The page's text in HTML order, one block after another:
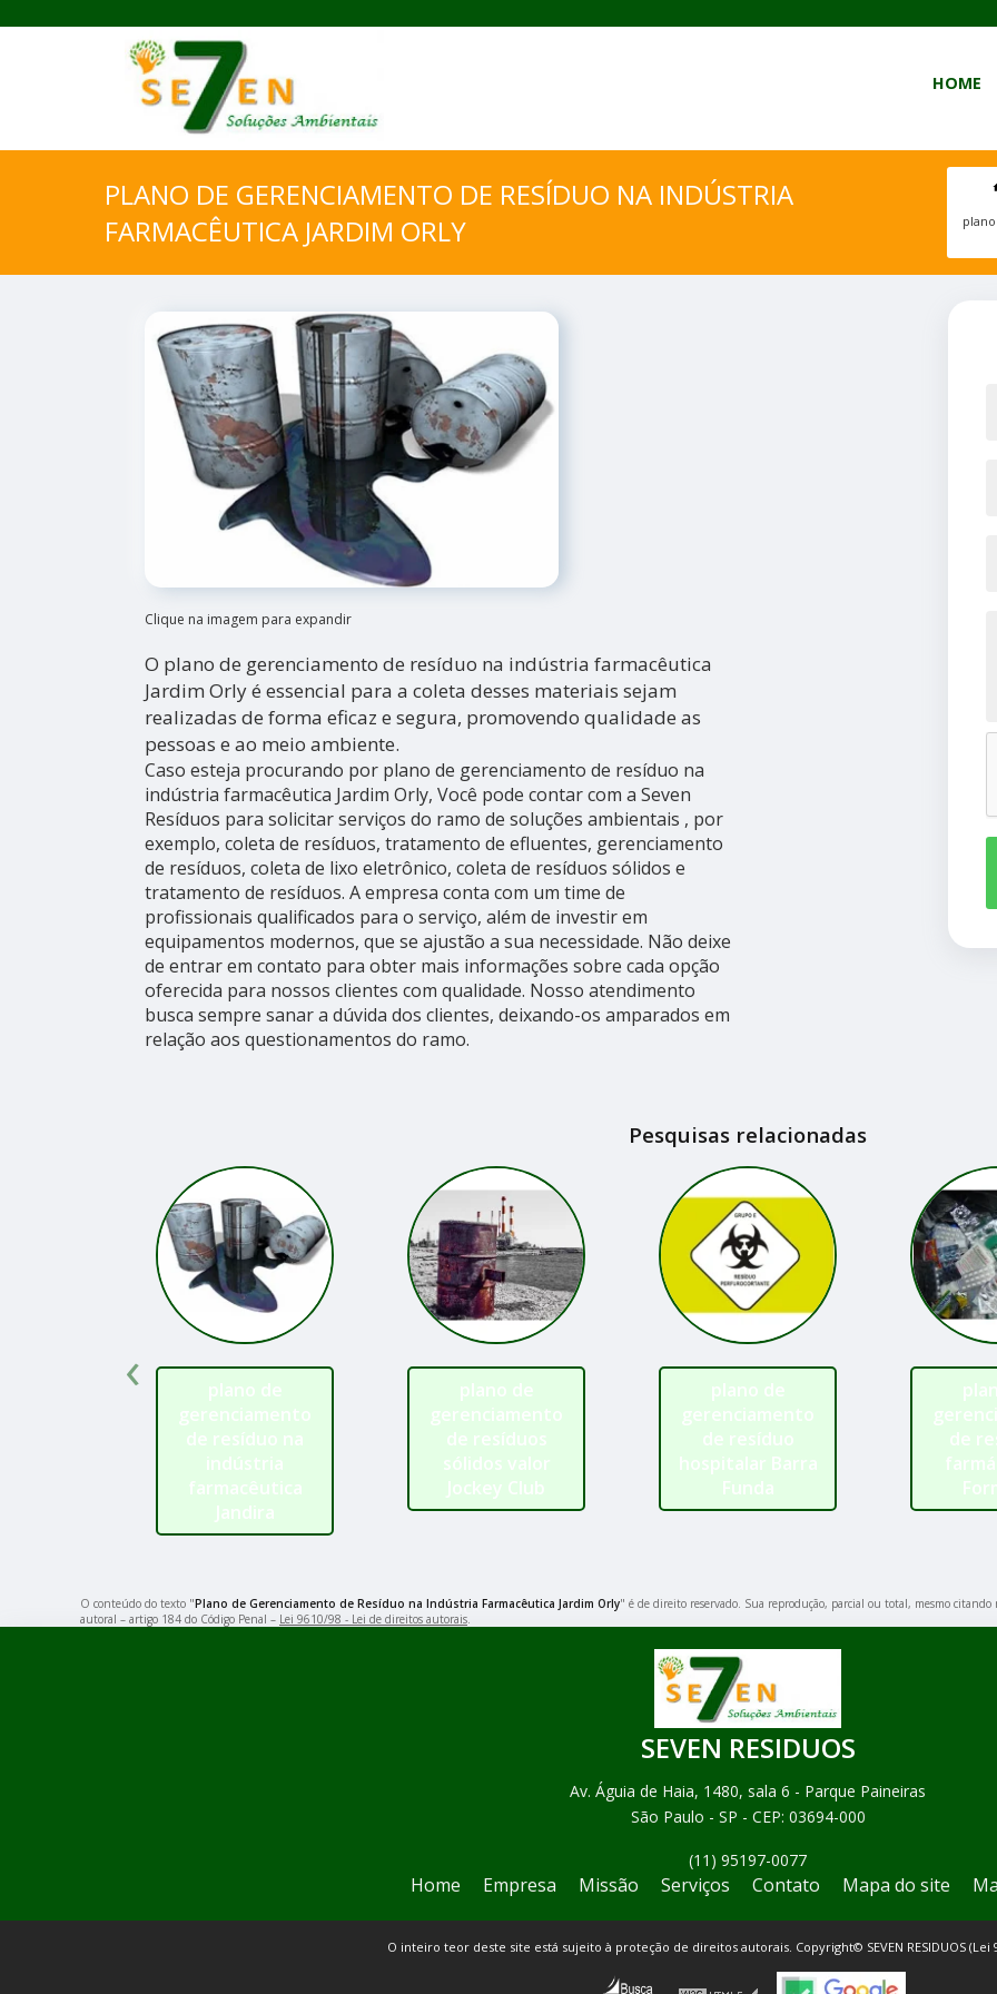
HOME
PLANO DE GERENCIAMENTO DE RESÍDUO NA INDÚSTRIA
FARMACÊUTICA JARDIM ORLY
Clique na imagem para expandir
O plano de gerenciamento de resíduo na indústria farmacêutica
Jardim Orly é essencial para a coleta desses materiais sejam
realizadas de forma eficaz e segura, promovendo qualidade as
pessoas e ao meio ambiente.
Caso esteja procurando por plano de gerenciamento de resíduo na
indústria farmacêutica Jardim Orly, Você pode contar com a Seven
Resíduos para solicitar serviços do ramo de soluções ambientais , por
exemplo, coleta de resíduos, tratamento de efluentes, gerenciamento
de resíduos, coleta de lixo eletrônico, coleta de resíduos sólidos e
tratamento de resíduos. A empresa conta com um time de
profissionais qualificados para o serviço, além de investir em
equipamentos modernos, que se ajustão a sua necessidade. Não deixe
de entrar em contato para obter mais informações sobre cada opção
oferecida para nossos clientes com qualidade. Nosso atendimento
busca sempre sanar a dúvida dos clientes, deixando-os amparados em
relação aos questionamentos do ramo.
Pesquisas relacionadas
plano de
gerenciamento
de resíduo na
indústria
farmacêutica
Jandira
plano de
gerenciamento
de resíduos
sólidos valor
Jockey Club
plano de
gerenciamento
de resíduo
hospitalar Barra
Funda
de
‹
O conteúdo do texto "Plano de Gerenciamento de Resíduo na Indústria Farmacêutica Jardim Orly" é de direito reservado. Sua reprodução, parcial ou total, mesmo
autoral – artigo 184 do Código Penal – Lei 9610/98 - Lei de direitos autorais
SEVEN RESIDUOS
Av. Águia de Haia, 1480, sala 6 - Parque Paineiras
São Paulo - SP - CEP: 03694-000
(11) 95197-0077
Home Empresa Missão Serviços Contato Mapa do site
O inteiro teor deste site está sujeito à proteção de direitos autorais. Copyright© SEVEN RESIDUOS (Lei